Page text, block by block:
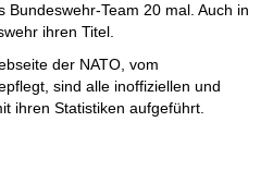
Bundeswehr-Team 20 mal. Auch in
ihren Titel.
der NATO, vom
sind alle inoffiziellen und
ihren Statistiken aufgeführt.